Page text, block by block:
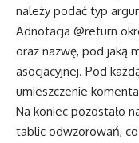
należy podać typ
Adnotacja @return
oraz nazwę, pod jaką
asocjacyjnej. Pod
umieszczenie
Na koniec pozostało
tablic odwzorowań,